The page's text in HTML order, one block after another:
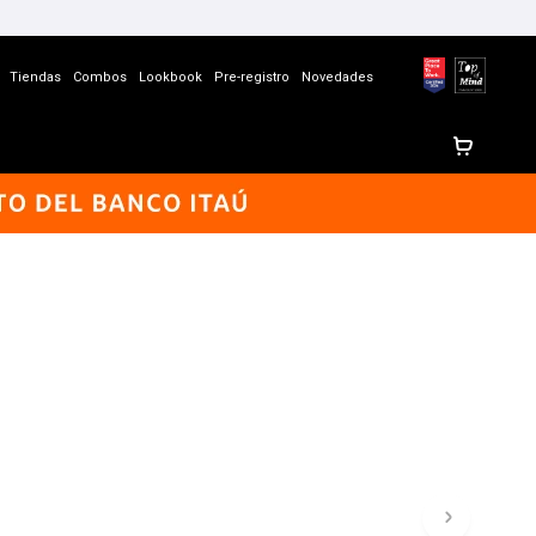
Tiendas Combos Lookbook Pre-registro Novedades